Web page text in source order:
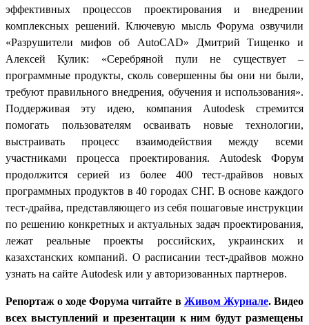
эффективных процессов проектирования и внедрении
комплексных решений. Ключевую мысль Форума озвучили
«Разрушители мифов об AutoCAD» Дмитрий Тищенко и
Алексей Кулик: «Серебряной пули не существует –
программные продукты, сколь совершенны бы они ни были,
требуют правильного внедрения, обучения и использования».
Поддерживая эту идею, компания Autodesk стремится
помогать пользователям осваивать новые технологии,
выстраивать процесс взаимодействия между всеми
участниками процесса проектирования. Autodesk Форум
продолжится серией из более 400 тест-драйвов новых
программных продуктов в 40 городах СНГ. В основе каждого
тест-драйва, представляющего из себя пошаговые инструкции
по решению конкретных и актуальных задач проектирования,
лежат реальные проекты российских, украинских и
казахстанских компаний. О расписании тест-драйвов можно
узнать на сайте Autodesk или у авторизованных партнеров.
Репортаж о ходе Форума читайте в Живом Журнале. Видео
всех выступлений и презентации к ним будут размещены